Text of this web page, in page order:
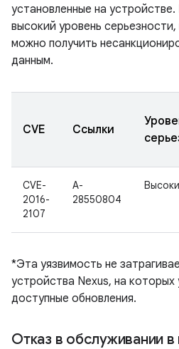
установленные на
высокий уровень
можно получить
данным.
CVE Ссылки
CVE-
2016-
2107
A-
28550804
*Эта уязвимость не
устройства Nexus, на которых
доступные обновления.
Отказ в обслуживании